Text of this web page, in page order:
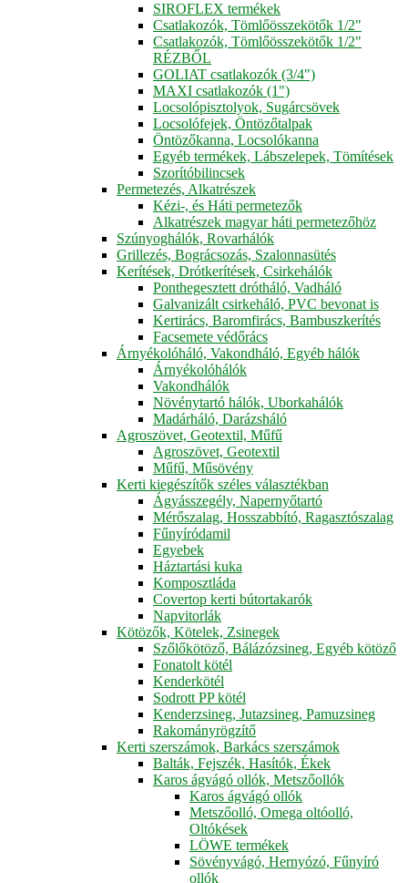
SIROFLEX termékek
Csatlakozók, Tömlőösszekötők 1/2"
Csatlakozók, Tömlőösszekötők 1/2"
RÉZBŐL
GOLIAT csatlakozók (3/4")
MAXI csatlakozók (1")
Locsolópisztolyok, Sugárcsövek
Locsolófejek, Öntözőtalpak
Öntözőkanna, Locsolókanna
Egyéb termékek, Lábszelepek, Tömítések
Szorítóbilincsek
Permetezés, Alkatrészek
Kézi-, és Háti permetezők
Alkatrészek magyar háti permetezőhöz
Szúnyoghálók, Rovarhálók
Grillezés, Bográcsozás, Szalonnasütés
Kerítések, Drótkerítések, Csirkehálók
Ponthegesztett drótháló, Vadháló
Galvanizált csirkeháló, PVC bevonat is
Kertirács, Baromfirács, Bambuszkerítés
Facsemete védőrács
Árnyékolóháló, Vakondháló, Egyéb hálók
Árnyékolóhálók
Vakondhálók
Növénytartó hálók, Uborkahálók
Madárháló, Darázsháló
Agroszövet, Geotextil, Műfű
Agroszövet, Geotextil
Műfű, Műsövény
Kerti kiegészítők széles választékban
Ágyásszegély, Napernyőtartó
Mérőszalag, Hosszabbító, Ragasztószalag
Fűnyíródamil
Egyebek
Háztartási kuka
Komposztláda
Covertop kerti bútortakarók
Napvitorlák
Kötözők, Kötelek, Zsinegek
Szőlőkötöző, Bálázózsineg, Egyéb kötöző
Fonatolt kötél
Kenderkötél
Sodrott PP kötél
Kenderzsineg, Jutazsineg, Pamuzsineg
Rakományrögzítő
Kerti szerszámok, Barkács szerszámok
Balták, Fejszék, Hasítók, Ékek
Karos ágvágó ollók, Metszőollók
Karos ágvágó ollók
Metszőolló, Omega oltóolló,
Oltókések
LÖWE termékek
Sövényvágó, Hernyózó, Fűnyíró
ollók